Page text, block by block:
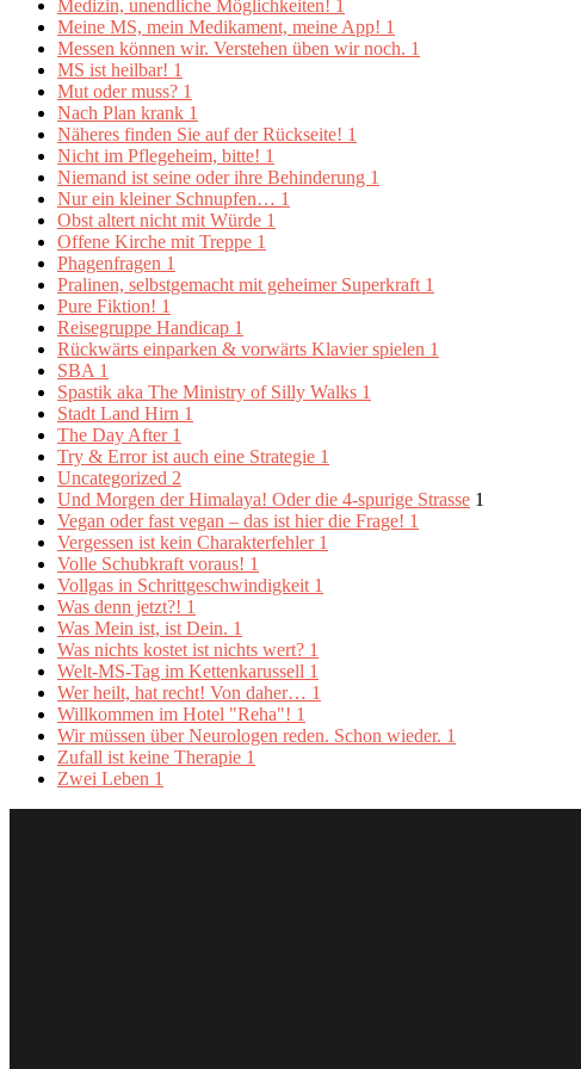
Medizin, unendliche Möglichkeiten! 1
Meine MS, mein Medikament, meine App! 1
Messen können wir. Verstehen üben wir noch. 1
MS ist heilbar! 1
Mut oder muss? 1
Nach Plan krank 1
Näheres finden Sie auf der Rückseite! 1
Nicht im Pflegeheim, bitte! 1
Niemand ist seine oder ihre Behinderung 1
Nur ein kleiner Schnupfen… 1
Obst altert nicht mit Würde 1
Offene Kirche mit Treppe 1
Phagenfragen 1
Pralinen, selbstgemacht mit geheimer Superkraft 1
Pure Fiktion! 1
Reisegruppe Handicap 1
Rückwärts einparken & vorwärts Klavier spielen 1
SBA 1
Spastik aka The Ministry of Silly Walks 1
Stadt Land Hirn 1
The Day After 1
Try & Error ist auch eine Strategie 1
Uncategorized 2
Und Morgen der Himalaya! Oder die 4-spurige Strasse 1
Vegan oder fast vegan – das ist hier die Frage! 1
Vergessen ist kein Charakterfehler 1
Volle Schubkraft voraus! 1
Vollgas in Schrittgeschwindigkeit 1
Was denn jetzt?! 1
Was Mein ist, ist Dein. 1
Was nichts kostet ist nichts wert? 1
Welt-MS-Tag im Kettenkarussell 1
Wer heilt, hat recht! Von daher… 1
Willkommen im Hotel "Reha"! 1
Wir müssen über Neurologen reden. Schon wieder. 1
Zufall ist keine Therapie 1
Zwei Leben 1